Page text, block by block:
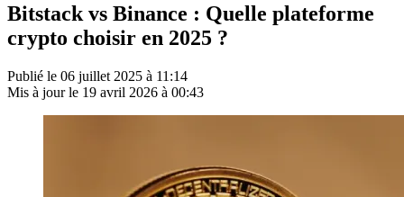
Bitstack vs Binance : Quelle plateforme
crypto choisir en 2025 ?
Publié le 06 juillet 2025 à 11:14
Mis à jour le 19 avril 2026 à 00:43